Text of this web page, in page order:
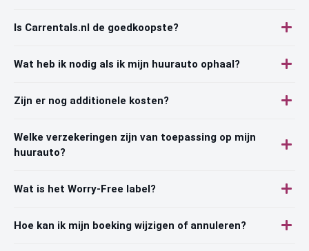
Is Carrentals.nl de goedkoopste?
Wat heb ik nodig als ik mijn huurauto ophaal?
Zijn er nog additionele kosten?
Welke verzekeringen zijn van toepassing op mijn
huurauto?
Wat is het Worry-Free label?
Hoe kan ik mijn boeking wijzigen of annuleren?